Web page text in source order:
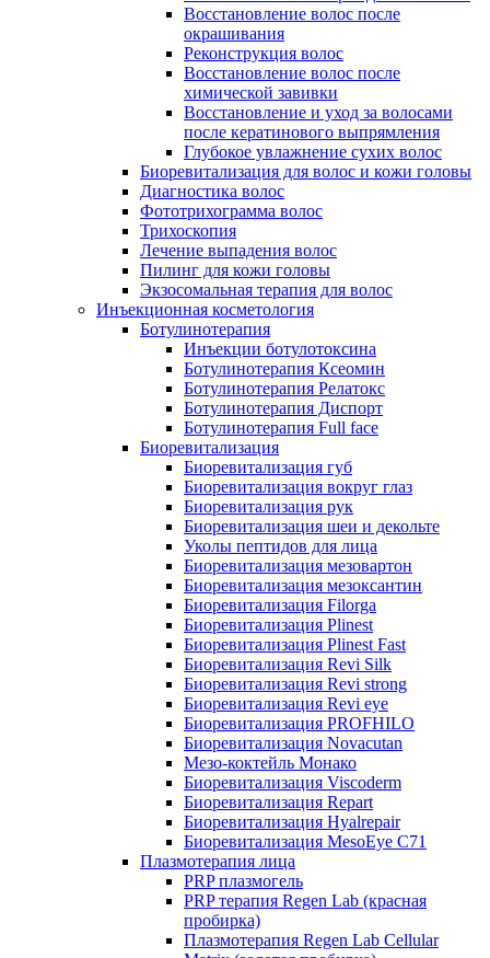
Восстановление волос после
окрашивания
Реконструкция волос
Восстановление волос после
химической завивки
Восстановление и уход за волосами
после кератинового выпрямления
Глубокое увлажнение сухих волос
Биоревитализация для волос и кожи головы
Диагностика волос
Фототрихограмма волос
Трихоскопия
Лечение выпадения волос
Пилинг для кожи головы
Экзосомальная терапия для волос
Инъекционная косметология
Ботулинотерапия
Инъекции ботулотоксина
Ботулинотерапия Ксеомин
Ботулинотерапия Релатокс
Ботулинотерапия Диспорт
Ботулинотерапия Full face
Биоревитализация
Биоревитализация губ
Биоревитализация вокруг глаз
Биоревитализация рук
Биоревитализация шеи и декольте
Уколы пептидов для лица
Биоревитализация мезовартон
Биоревитализация мезоксантин
Биоревитализация Filorga
Биоревитализация Plinest
Биоревитализация Plinest Fast
Биоревитализация Revi Silk
Биоревитализация Revi strong
Биоревитализация Revi eye
Биоревитализация PROFHILO
Биоревитализация Novacutan
Мезо-коктейль Монако
Биоревитализация Viscoderm
Биоревитализация Repart
Биоревитализация Hyalrepair
Биоревитализация MesoEye C71
Плазмотерапия лица
PRP плазмогель
PRP терапия Regen Lab (красная
пробирка)
Плазмотерапия Regen Lab Cellular